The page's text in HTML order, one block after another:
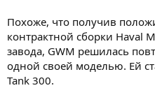
Похоже, что получив
контрактной сборки Haval
завода, GWM решилась
одной своей моделью. Ей
Tank 300.